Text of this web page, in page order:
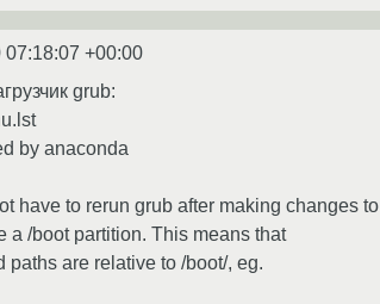
07:18:07 +00:00
grub:
by anaconda
have to rerun grub after making changes
a /boot partition. This means that
paths are relative to /boot/, eg.